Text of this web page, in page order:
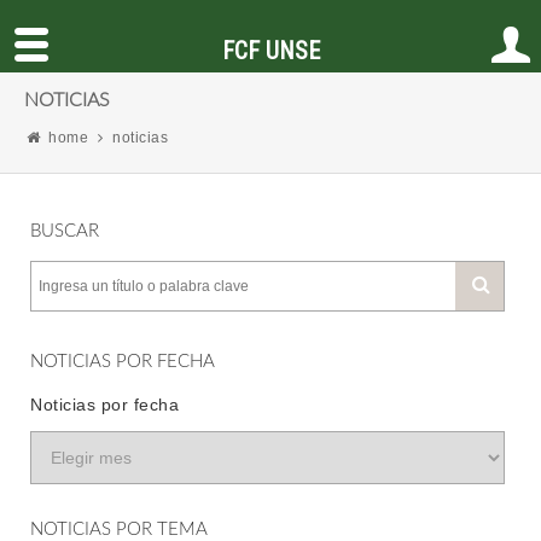
NOTICIAS
home noticias
BUSCAR
NOTICIAS POR FECHA
Noticias por fecha
NOTICIAS POR TEMA
FCF UNSE